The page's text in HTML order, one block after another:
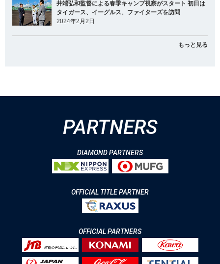
井端弘和監督による春季キャンプ視察がスタート 初日は
タイガース、イーグルス、ファイターズを訪問
2024年2月2日
もっと見る
PARTNERS
DIAMOND PARTNERS
OFFICIAL TITLE PARTNER
OFFICIAL PARTNERS